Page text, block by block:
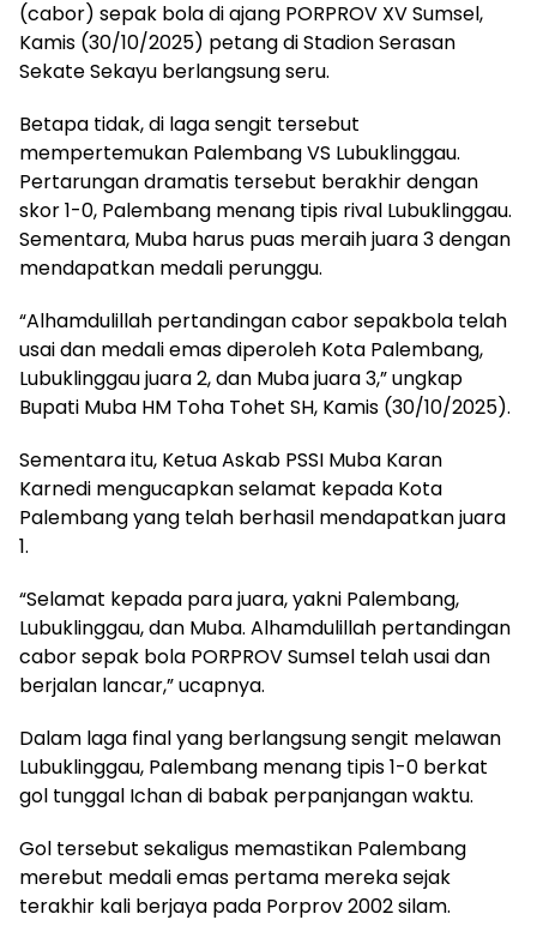
(cabor) sepak bola di ajang PORPROV XV Sumsel,
Kamis (30/10/2025) petang di Stadion Serasan
Sekate Sekayu berlangsung seru.
Betapa tidak, di laga sengit tersebut
mempertemukan Palembang VS Lubuklinggau.
Pertarungan dramatis tersebut berakhir dengan
skor 1-0, Palembang menang tipis rival Lubuklinggau.
Sementara, Muba harus puas meraih juara 3 dengan
mendapatkan medali perunggu.
“Alhamdulillah pertandingan cabor sepakbola telah
usai dan medali emas diperoleh Kota Palembang,
Lubuklinggau juara 2, dan Muba juara 3,” ungkap
Bupati Muba HM Toha Tohet SH, Kamis (30/10/2025).
Sementara itu, Ketua Askab PSSI Muba Karan
Karnedi mengucapkan selamat kepada Kota
Palembang yang telah berhasil mendapatkan juara
1.
“Selamat kepada para juara, yakni Palembang,
Lubuklinggau, dan Muba. Alhamdulillah pertandingan
cabor sepak bola PORPROV Sumsel telah usai dan
berjalan lancar,” ucapnya.
Dalam laga final yang berlangsung sengit melawan
Lubuklinggau, Palembang menang tipis 1-0 berkat
gol tunggal Ichan di babak perpanjangan waktu.
Gol tersebut sekaligus memastikan Palembang
merebut medali emas pertama mereka sejak
terakhir kali berjaya pada Porprov 2002 silam.